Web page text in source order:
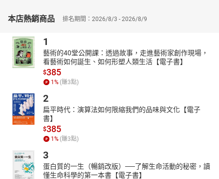
本店熱銷商品 排名期間：2026/8/3 - 2026/8/9
1
藝術的40堂公開課：透過故事，走進藝術家創作現場，
看藝術如何誕生、如何形塑人類生活【電子書】
$385
1 % (賺3點)
2
扁平時代：演算法如何限縮我們的品味與文化【電子
書】
$385
1 % (賺3點)
3
蛋白質的一生（暢銷改版）──了解生命活動的秘密，讀
懂生命科學的第一本書【電子書】